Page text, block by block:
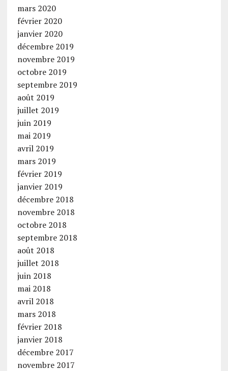
mars 2020
février 2020
janvier 2020
décembre 2019
novembre 2019
octobre 2019
septembre 2019
août 2019
juillet 2019
juin 2019
mai 2019
avril 2019
mars 2019
février 2019
janvier 2019
décembre 2018
novembre 2018
octobre 2018
septembre 2018
août 2018
juillet 2018
juin 2018
mai 2018
avril 2018
mars 2018
février 2018
janvier 2018
décembre 2017
novembre 2017